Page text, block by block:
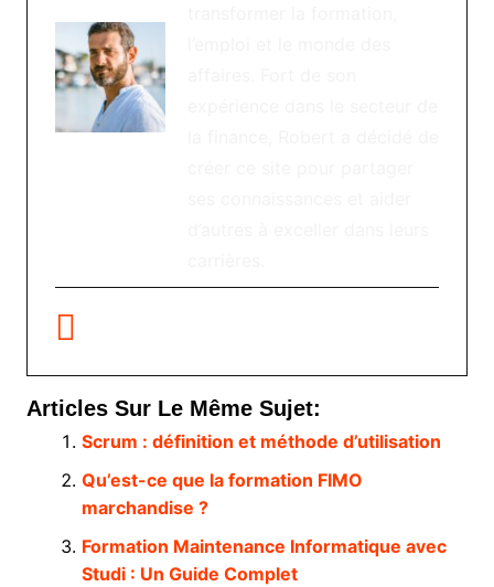
Articles Sur Le Même Sujet:
Scrum : définition et méthode d’utilisation
Qu’est-ce que la formation FIMO
marchandise ?
Formation Maintenance Informatique avec
Studi : Un Guide Complet